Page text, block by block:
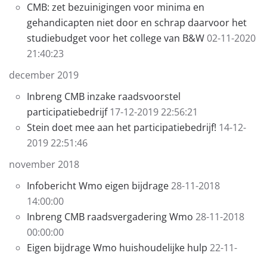
CMB: zet bezuinigingen voor minima en
gehandicapten niet door en schrap daarvoor het
studiebudget voor het college van B&W02-11-2020
21:40:23
december 2019
Inbreng CMB inzake raadsvoorstel
participatiebedrijf 17-12-2019 22:56:21
Stein doet mee aan het participatiebedrijf! 14-12-
2019 22:51:46
november 2018
Infobericht Wmo eigen bijdrage28-11-2018
14:00:00
Inbreng CMB raadsvergadering Wmo 28-11-2018
00:00:00
Eigen bijdrage Wmo huishoudelijke hulp 22-11-